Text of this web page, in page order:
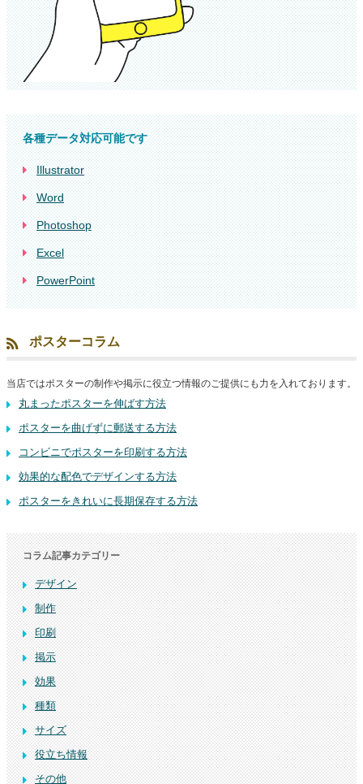
各種データ対応可能です
Illustrator
Word
Photoshop
Excel
PowerPoint
ポスターコラム
当店ではポスターの制作や掲示に役立つ情報のご提供にも力を入れております。
丸まったポスターを伸ばす方法
ポスターを曲げずに郵送する方法
コンビニでポスターを印刷する方法
効果的な配色でデザインする方法
ポスターをきれいに長期保存する方法
コラム記事カテゴリー
デザイン
制作
印刷
掲示
効果
種類
サイズ
役立ち情報
その他